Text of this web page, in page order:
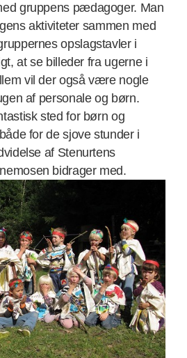
gruppens pædagoger. Man
aktiviteter sammen med
opslagstavler i
at se billeder fra ugerne i
vil der også være nogle
af personale og børn.
sted for børn og
for de sjove stunder i
af Stenurtens
bidrager med.